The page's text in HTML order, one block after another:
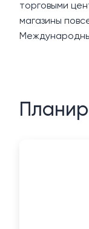
торговыми
магазины